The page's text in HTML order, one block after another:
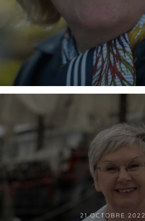
21 OCTOBRE 2022